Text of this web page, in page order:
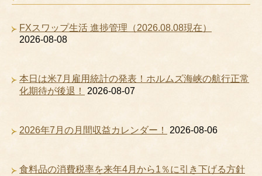
FXスワップ生活 進捗管理（2026.08.08現在）
2026-08-08
本日は米7月雇用統計の発表！ホルムズ海峡の航行正常
化期待が後退！
2026-08-07
2026年7月の月間収益カレンダー！ 2026-08-06
食料品の消費税率を来年4月から1％に引き下げる方針